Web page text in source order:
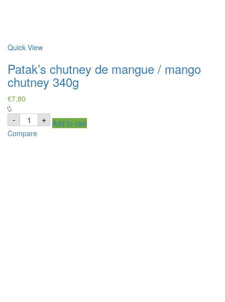
Quick View
Patak’s chutney de mangue / mango
chutney 340g
€7,80
- Patak's
chutney
de
mangue
+ Add to cart
Compare